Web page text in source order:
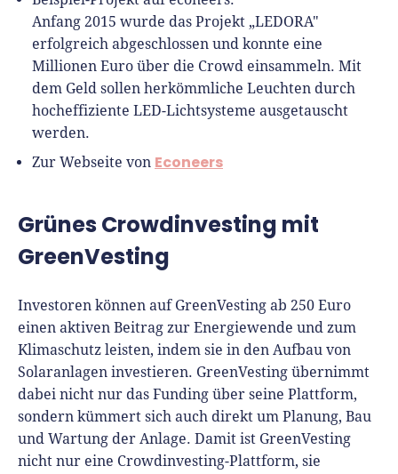
Anfang 2015 wurde das Projekt „LEDORA"
erfolgreich abgeschlossen und konnte eine
Millionen Euro über die Crowd einsammeln. Mit
dem Geld sollen herkömmliche Leuchten durch
hocheffiziente LED-Lichtsysteme ausgetauscht
werden.
Zur Webseite von Econeers
Grünes Crowdinvesting mit
GreenVesting
Investoren können auf GreenVesting ab 250 Euro
einen aktiven Beitrag zur Energiewende und zum
Klimaschutz leisten, indem sie in den Aufbau von
Solaranlagen investieren. GreenVesting übernimmt
dabei nicht nur das Funding über seine Plattform,
sondern kümmert sich auch direkt um Planung, Bau
und Wartung der Anlage. Damit ist GreenVesting
nicht nur eine Crowdinvesting-Plattform, sie